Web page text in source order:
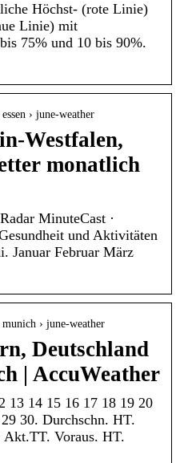
Höchst- (rote Linie)
Linie) mit
75% und 10 bis 90%.
› june-weather
Westfalen,
monatlich
MinuteCast ·
und Aktivitäten
Januar Februar März
› june-weather
Deutschland
| AccuWeather
13 14 15 16 17 18 19 20
30. Durchschn. HT.
Voraus. HT.